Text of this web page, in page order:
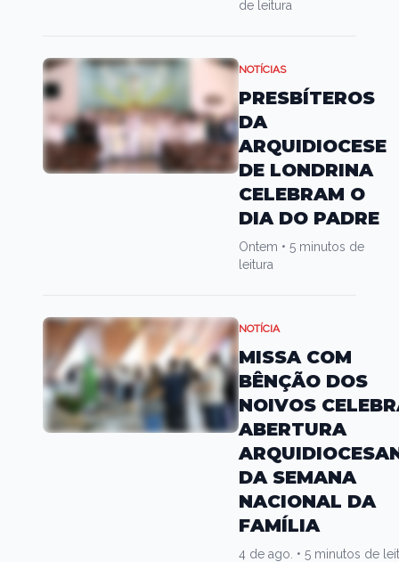
de leitura
NOTÍCIAS
PRESBÍTEROS
DA
ARQUIDIOCESE
DE LONDRINA
CELEBRAM O
DIA DO PADRE
Ontem • 5 minutos de
leitura
NOTÍCIA
MISSA COM
BÊNÇÃO DOS
NOIVOS
ABERTURA
DA SEMANA
NACIONAL DA
FAMÍLIA
4 de ago. • 5 minutos de